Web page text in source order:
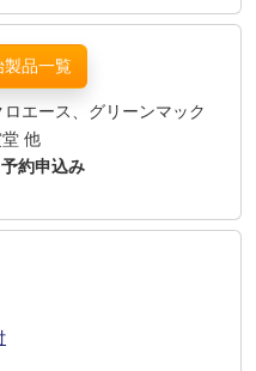
品一覧
エース、グリーンマック
他
約申込み